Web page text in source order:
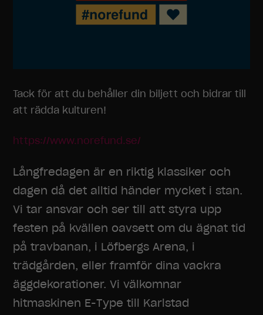
Tack för att du behåller din biljett och bidrar till
att rädda kulturen!
https://www.norefund.se/
Långfredagen är en riktig klassiker och
dagen då det alltid händer mycket i stan.
Vi tar ansvar och ser till att styra upp
festen på kvällen oavsett om du ägnat tid
på travbanan, i Löfbergs Arena, i
trädgården, eller framför dina vackra
äggdekorationer. Vi välkomnar
hitmaskinen E-Type till Karlstad